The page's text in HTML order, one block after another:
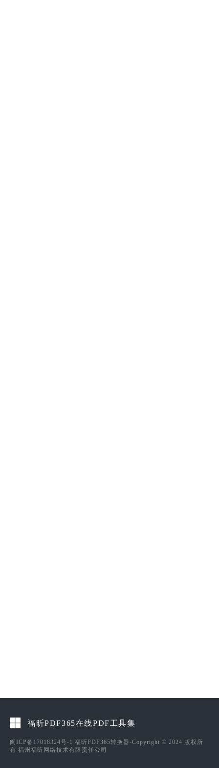
福昕PDF365在线PDF工具集
闽ICP备17018324号-1 福昕PDF365转换器-Copyright © 2024 版权所
有 福州福昕网络技术有限责任公司